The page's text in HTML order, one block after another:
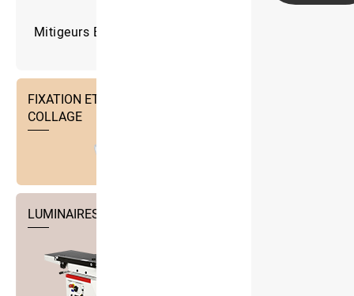
Mitigeurs Evier
FIXATION ET TECHNIQUE DE
COLLAGE
LUMINAIRES